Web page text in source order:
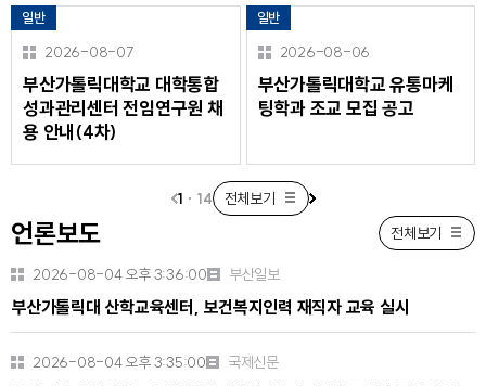
일반
2026-08-07
부산가톨릭대학교 대학통합
성과관리센터 전임연구원 채
용 안내(4차)
일반
2026-08-06
부산가톨릭대학교 유통마케
팅학과 조교 모집 공고
이
버
튼
1 · 14 전체보기
다
튼
언론보도 전체보기
2026-08-04 오후 3:36:00 부산일보
부산가톨릭대 산학교육센터, 보건복지인력 재직자 교육 실시
2026-08-04 오후 3:35:00 국제신문